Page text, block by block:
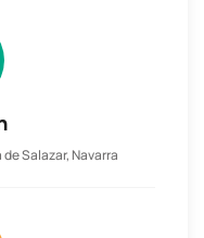
Salazar, Navarra